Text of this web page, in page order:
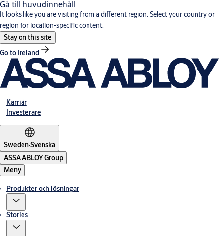
Gå till huvudinnehåll
It looks like you are visiting from a different region. Select your country or
region for location-specific content.
Stay on this site
Go to Ireland
Karriär
Investerare
Sweden·Svenska
ASSA ABLOY Group
Meny
Produkter och lösningar
Stories